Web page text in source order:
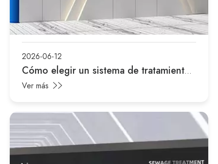
2026-06-12
Cómo elegir un sistema de tratamiento
de aguas residuales
Ver más